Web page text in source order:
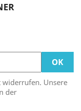
widerrufen. Unsere
der